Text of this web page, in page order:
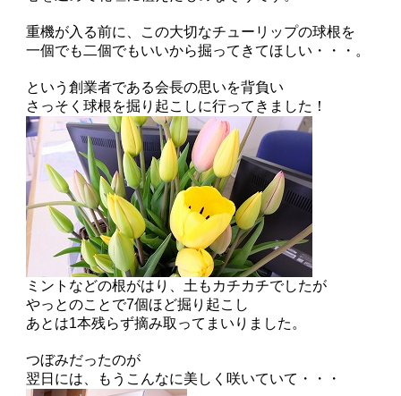
重機が入る前に、この大切なチューリップの球根を
一個でも二個でもいいから掘ってきてほしい・・・。
という創業者である会長の思いを背負い
さっそく球根を掘り起こしに行ってきました！
ミントなどの根がはり、土もカチカチでしたが
やっとのことで7個ほど掘り起こし
あとは1本残らず摘み取ってまいりました。
つぼみだったのが
翌日には、もうこんなに美しく咲いていて・・・